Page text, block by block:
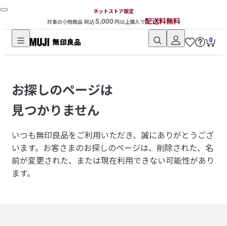
ネットストア限定
対象の小物商品 税込5,000円以上購入で配送料無料
無
品
ネ
ッ
ト
ス
ト
ア
0
お探しのページは
見つかりません
いつも無印良品をご利用いただき、誠にありがとうござ
います。 お客さまのお探しのページは、削除された、名
前が変更された、または現在利用できない可能性があり
ます。